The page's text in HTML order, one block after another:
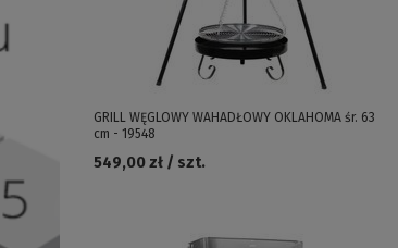
GRILL WĘGLOWY WAHADŁOWY OKLAHOMA śr. 63
cm - 19548
549,00 zł / szt.